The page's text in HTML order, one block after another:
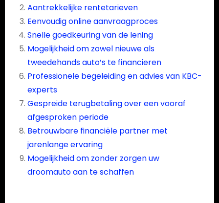
Aantrekkelijke rentetarieven
Eenvoudig online aanvraagproces
Snelle goedkeuring van de lening
Mogelijkheid om zowel nieuwe als
tweedehands auto’s te financieren
Professionele begeleiding en advies van KBC-
experts
Gespreide terugbetaling over een vooraf
afgesproken periode
Betrouwbare financiële partner met
jarenlange ervaring
Mogelijkheid om zonder zorgen uw
droomauto aan te schaffen